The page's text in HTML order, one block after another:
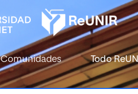
Comunidades Todo